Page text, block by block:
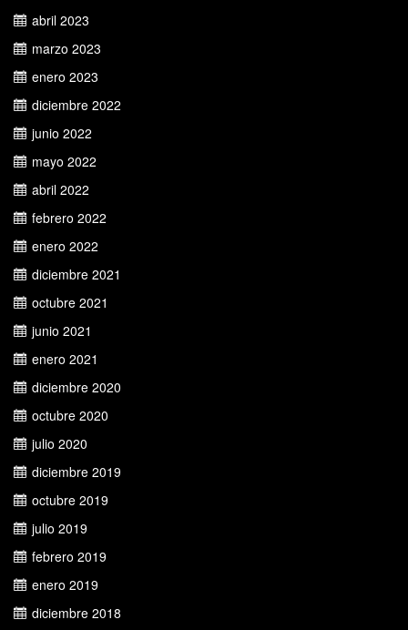
abril 2023
marzo 2023
enero 2023
diciembre 2022
junio 2022
mayo 2022
abril 2022
febrero 2022
enero 2022
diciembre 2021
octubre 2021
junio 2021
enero 2021
diciembre 2020
octubre 2020
julio 2020
diciembre 2019
octubre 2019
julio 2019
febrero 2019
enero 2019
diciembre 2018